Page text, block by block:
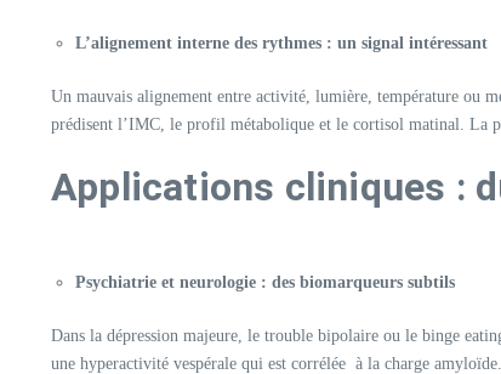
L’alignement interne des rythmes : un signal intéressant
Un mauvais alignement entre activité, lumière, température ou
prédisent l’IMC, le profil métabolique et le cortisol matinal. La
Applications cliniques :
Psychiatrie et neurologie : des biomarqueurs subtils
Dans la dépression majeure, le trouble bipolaire ou le binge
une hyperactivité vespérale qui est corrélée à la charge